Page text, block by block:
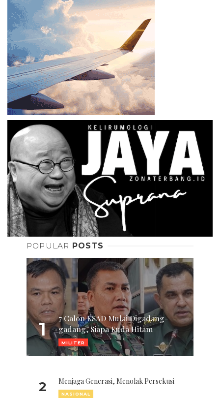
POPULAR POSTS
1
7 Calon KSAD Mulai Digadang-
gadang, Siapa Kuda Hitam
MILITER
2 Menjaga Generasi, Menolak Persekusi
NASIONAL